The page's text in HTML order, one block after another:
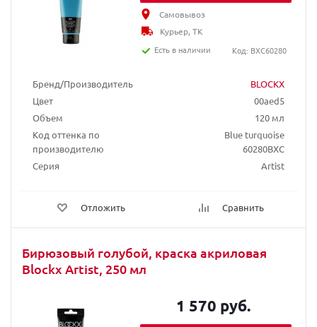
Бренд/Производитель
BLOCKX
Цвет
00aed5
Объем
120 мл
Код оттенка по
производителю
Blue turquoise
60280BXC
Серия
Artist
Отложить Сравнить
Самовывоз
Курьер, ТК
Есть в наличии
Код: BXC60280
Бирюзовый голубой, краска акриловая
Blockx Artist, 250 мл
1 570 руб.